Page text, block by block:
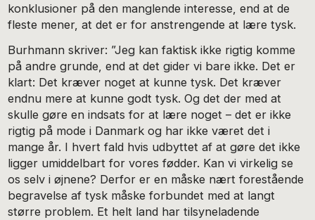
konklusioner på den manglende interesse, end at de
fleste mener, at det er for anstrengende at lære tysk.
Burhmann skriver: ”Jeg kan faktisk ikke rigtig komme
på andre grunde, end at det gider vi bare ikke. Det er
klart: Det kræver noget at kunne tysk. Det kræver
endnu mere at kunne godt tysk. Og det der med at
skulle gøre en indsats for at lære noget – det er ikke
rigtig på mode i Danmark og har ikke været det i
mange år. I hvert fald hvis udbyttet af at gøre det ikke
ligger umiddelbart for vores fødder. Kan vi virkelig se
os selv i øjnene? Derfor er en måske nært forestående
begravelse af tysk måske forbundet med at langt
større problem. Et helt land har tilsyneladende